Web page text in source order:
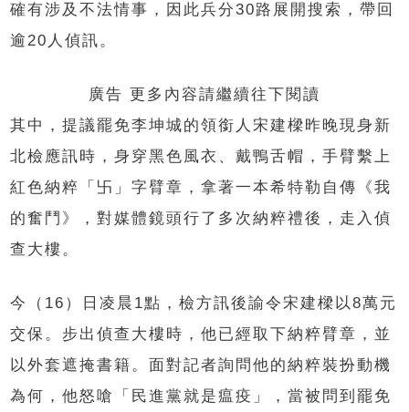
確有涉及不法情事，因此兵分30路展開搜索，帶回
逾20人偵訊。
廣告 更多內容請繼續往下閱讀
其中，提議罷免李坤城的領銜人宋建樑昨晚現身新
北檢應訊時，身穿黑色風衣、戴鴨舌帽，手臂繫上
紅色納粹「卐」字臂章，拿著一本希特勒自傳《我
的奮鬥》，對媒體鏡頭行了多次納粹禮後，走入偵
查大樓。
今（16）日凌晨1點，檢方訊後諭令宋建樑以8萬元
交保。步出偵查大樓時，他已經取下納粹臂章，並
以外套遮掩書籍。面對記者詢問他的納粹裝扮動機
為何，他怒嗆「民進黨就是瘟疫」，當被問到罷免